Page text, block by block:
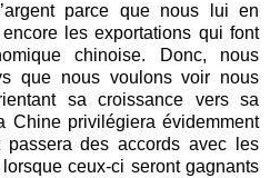
parce que nous lui en
les exportations qui font
chinoise. Donc, nous
que nous voulons voir nous
sa croissance vers sa
Chine privilégiera évidemment
passera des accords avec les
ceux-ci seront gagnants